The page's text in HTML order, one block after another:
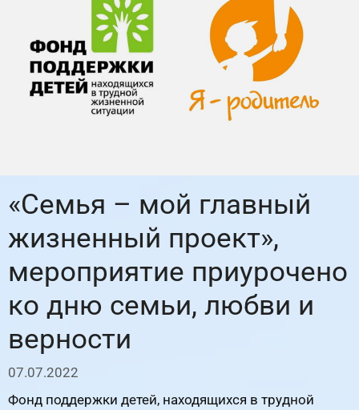
«Семья – мой главный
жизненный проект»,
мероприятие приурочено
ко дню семьи, любви и
верности
07.07.2022
Фонд поддержки детей, находящихся в трудной